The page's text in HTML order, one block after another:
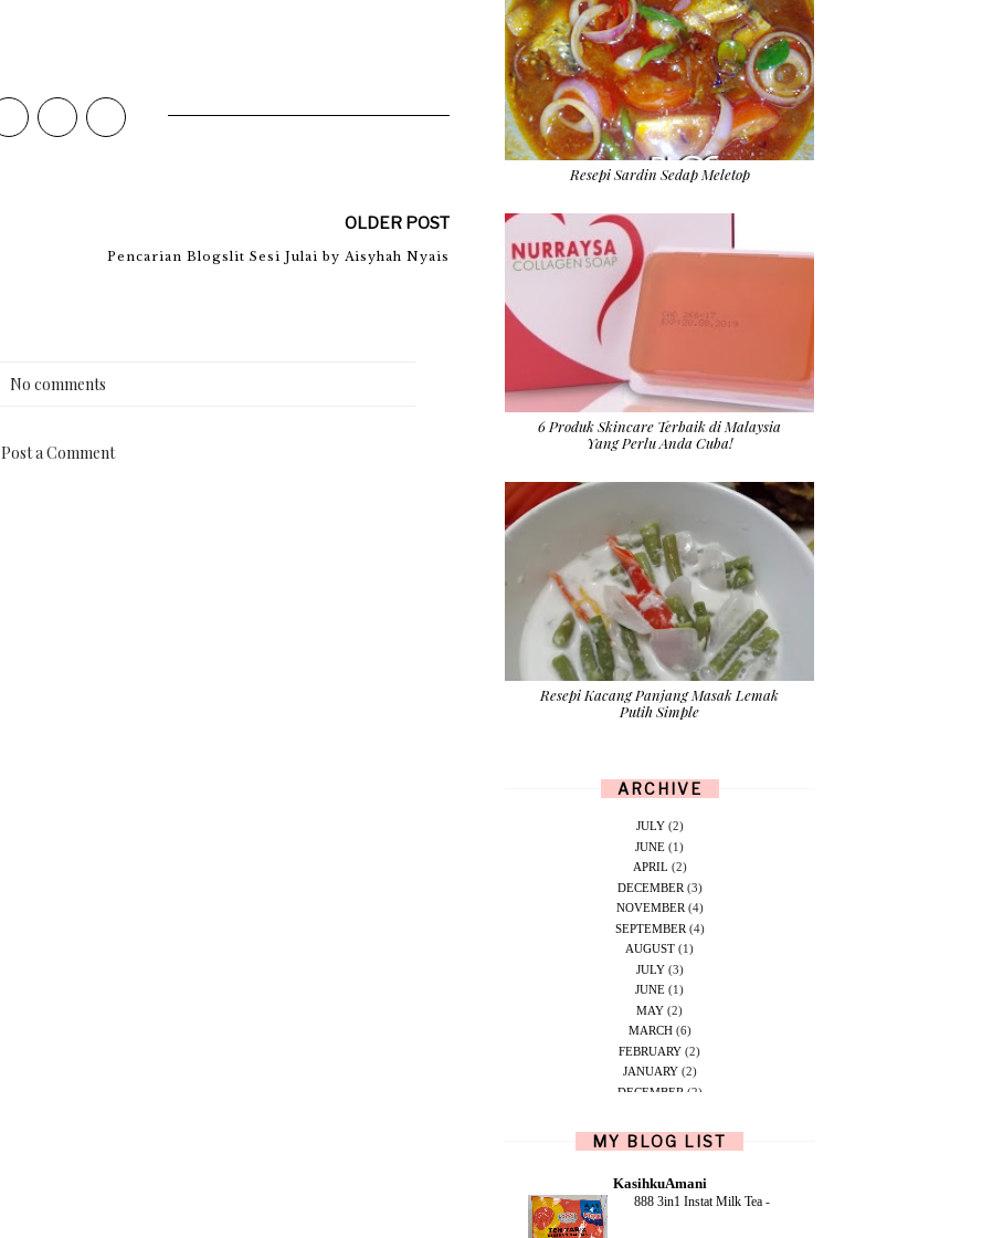
OLDER POST
Pencarian Blogslit Sesi Julai by Aisyhah Nyais
No comments
Post a Comment
Resepi Sardin Sedap Meletop
6 Produk Skincare Terbaik di Malaysia
Yang Perlu Anda Cuba!
Resepi Kacang Panjang Masak Lemak
Putih Simple
ARCHIVE
JULY(2)
JUNE (1)
APRIL (2)
DECEMBER (3)
NOVEMBER (4)
SEPTEMBER (4)
AUGUST (1)
JULY(3)
JUNE (1)
MAY (2)
MARCH(6)
FEBRUARY (2)
JANUARY(2)
DECEMBER (2)
OCTOBER(1)
SEPTEMBER(2)
MAY(4)
MY BLOG LIST
KasihkuAmani
888 3in1 Instat Milk Tea -